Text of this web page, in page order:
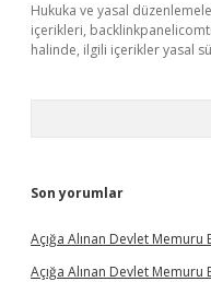
Hukuka ve yasal
içerikleri,
halinde, ilgili içerikler yasal
Son yorumlar
Açığa Alınan Devlet
Açığa Alınan Devlet